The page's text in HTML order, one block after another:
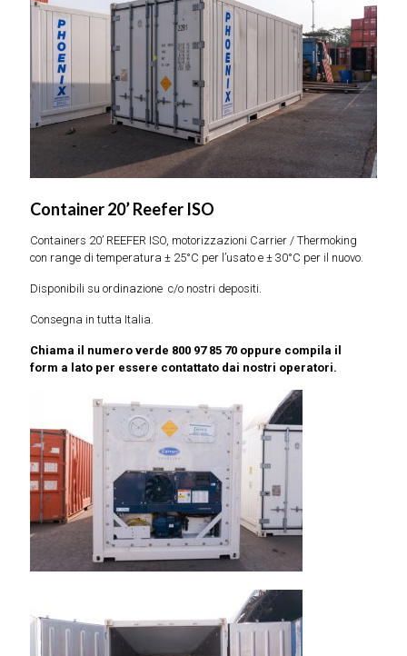
Container 20’ Reefer ISO
Containers 20’ REEFER ISO, motorizzazioni Carrier / Thermoking
con range di temperatura ± 25°C per l’usato e ± 30°C per il nuovo.
Disponibili su ordinazione c/o nostri depositi.
Consegna in tutta Italia.
Chiama il numero verde 800 97 85 70 oppure compila il
form a lato per essere contattato dai nostri operatori.